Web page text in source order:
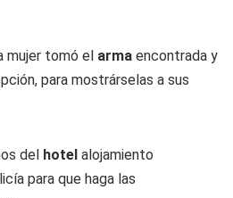
mujer tomó el arma encontrada y
para mostrárselas a sus
del hotel alojamiento
para que haga las